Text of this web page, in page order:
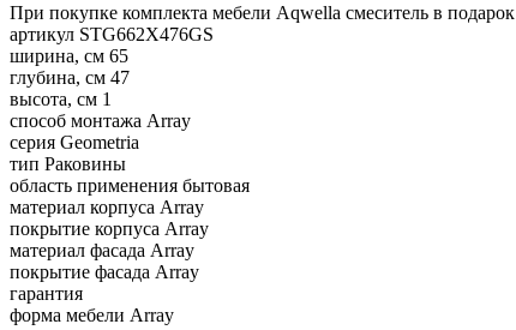
При покупке комплекта мебели Aqwella смеситель в подарок
артикул STG662X476GS
ширина, см 65
глубина, см 47
высота, см 1
способ монтажа Array
серия Geometria
тип Раковины
область применения бытовая
материал корпуса Array
покрытие корпуса Array
материал фасада Array
покрытие фасада Array
гарантия
форма мебели Array